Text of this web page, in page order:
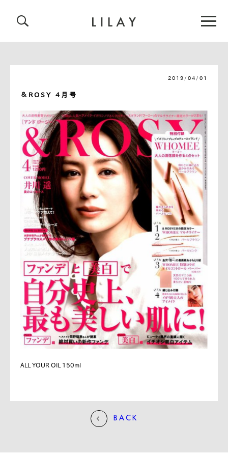
2019/04/01
＆ROSY 4月号
ALL YOUR OIL 150ml
BACK